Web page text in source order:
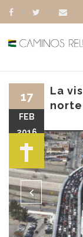
La
norte
17
FEB
2016